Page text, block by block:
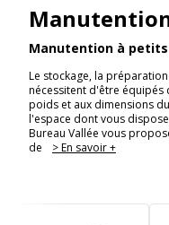
Manutention à
Le stockage, la
nécessitent d'être équipés
poids et aux dimensions
l'espace dont vous
Bureau Vallée vous
de
> En savoir +